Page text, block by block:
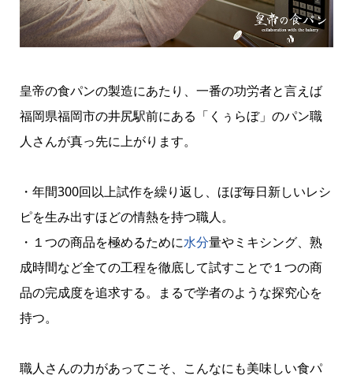
皇帝の食パンの製造にあたり、一番の功労者と言えば
福岡県福岡市の井尻駅前にある「くぅらぼ」のパン職
人さんが真っ先に上がります。
・年間300回以上試作を繰り返し、ほぼ毎日新しいレシ
ピを生み出すほどの情熱を持つ職人。
・１つの商品を極めるために水分量やミキシング、熟
成時間など全ての工程を徹底して試すことで１つの商
品の完成度を追求する。まるで学者のような探究心を
持つ。
職人さんの力があってこそ、こんなにも美味しい食パ